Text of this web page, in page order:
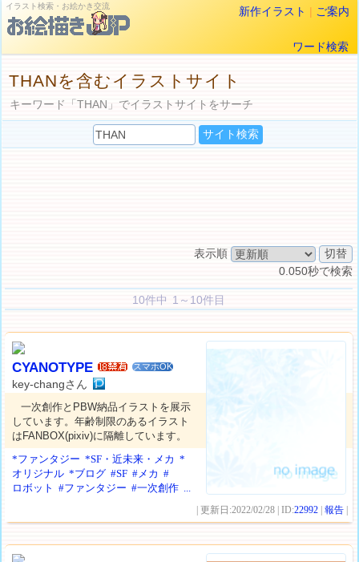
イラスト検索・お絵かき交流 新作イラスト | ご案内
ワード検索
THANを含むイラストサイト
キーワード「THAN」でイラストサイトをサーチ
表示順
0.050秒で検索
10件中 1～10件目
CYANOTYPE スマホOK
key-changさん
一次創作とPBW納品イラストを展示
しています。年齢制限のあるイラスト
はFANBOX(pixiv)に隔離しています。
*ファンタジー *SF・近未来・メカ *
オリジナル *ブログ #SF #メカ #
ロボット
#ファンタジー #一次創作 ...
| 更新日:2022/02/28 | ID:22992 |報告